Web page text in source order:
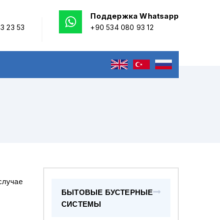
23 53
Поддержка Whatsapp
+90 534 080 93 12
БЫТОВЫЕ БУСТЕРНЫЕ
СИСТЕМЫ